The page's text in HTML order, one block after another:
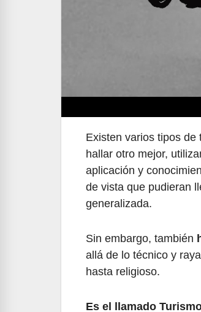
Existen varios tipos
hallar otro mejor,
aplicación y
de vista que pudieran
generalizada.
Sin embargo, también
allá de lo técnico y
hasta religioso.
Es el llamado